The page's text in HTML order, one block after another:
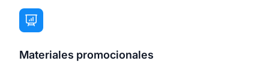
Materiales promocionales